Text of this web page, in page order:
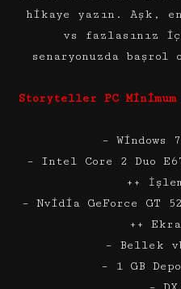
hikaye yazın. Aşk,
vs fazlasınız
senaryonuzda başrol
Storyteller PC
– Windows
– Intel Core 2 Duo
++
– Nvidia GeForce GT
++
– Bellek vb
– 1 GB